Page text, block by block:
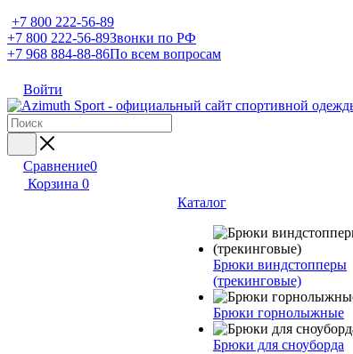
+7 800 222-56-89
+7 800 222-56-89Звонки по РФ
+7 968 884-88-86По всем вопросам
Войти
Сравнение0
Корзина 0
Каталог
Брюки виндстопперы
(трекинговые)
Брюки горнолыжные
Брюки для сноуборда